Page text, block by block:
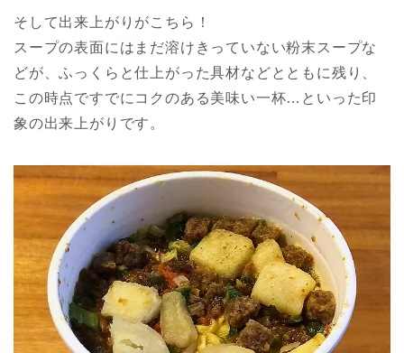
そして出来上がりがこちら！
スープの表面にはまだ溶けきっていない粉末スープな
どが、ふっくらと仕上がった具材などとともに残り、
この時点ですでにコクのある美味い一杯…といった印
象の出来上がりです。